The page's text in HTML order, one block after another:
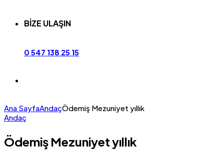
BİZE ULAŞIN
0 547 138 25 15
Ana SayfaAndaçÖdemiş Mezuniyet yıllık
Andaç
Ödemiş Mezuniyet yıllık